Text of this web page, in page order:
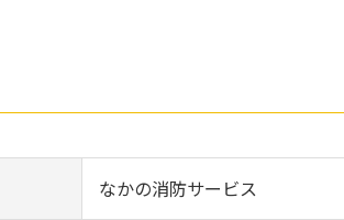
なかの消防サービス